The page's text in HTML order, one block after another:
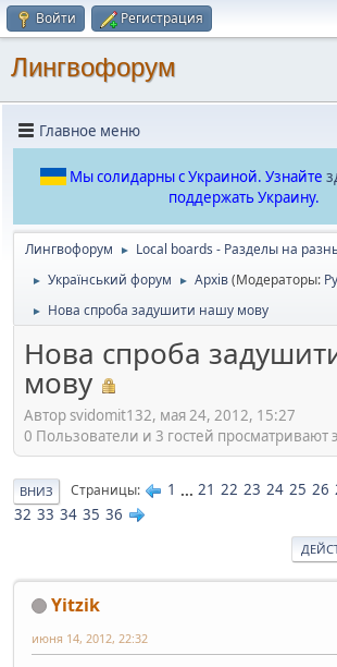
Войти Регистрация
Лингвофорум
Главное меню
Мы солидарны с Украиной. Узнайте
поддержать Украину.
Лингвофорум ► Local boards - Разделы на
► Український форум ► Архів(Модераторы:
► Нова спроба задушити нашу мову
Нова спроба
мову
Автор svidomit132, мая 24, 2012, 15:27
0 Пользователи и 3 гостей просматривают
ВНИЗ Страницы 1 ... 21 22 23 24 25 26
32 33 34 35 36
Yitzik
июня 14, 2012, 22:32